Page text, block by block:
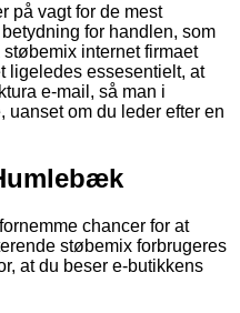
på vagt for de mest
for handlen, som
internet firmaet
ligeledes essesentielt, at
e-mail, så man i
uanset om du leder efter en
chancer for at
støbemix forbrugeres
at du beser e-butikkens